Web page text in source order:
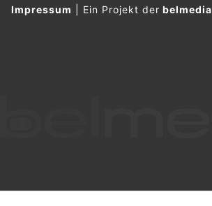
Impressum Ein Projekt derbelmedia